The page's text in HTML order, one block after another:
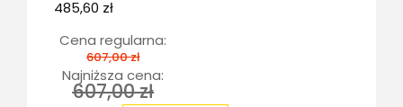
485,60 zł
Cena regularna:
607,00 zł
Najniższa cena:
607,00 zł